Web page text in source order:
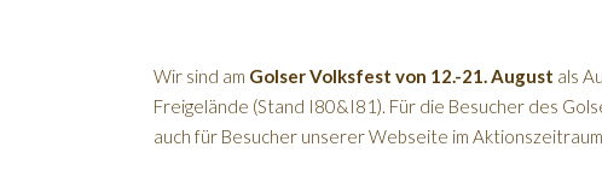
Wir sind am Golser Volksfest von 12.-21. August als
Freigelände (Stand I80&I81). Für die Besucher des
auch für Besucher unserer Webseite im